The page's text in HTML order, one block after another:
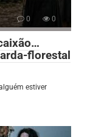
0 0
florestal
estiver